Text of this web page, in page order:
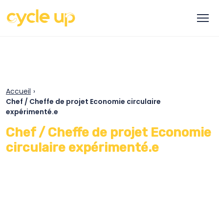
Accueil ›
Chef / Cheffe de projet Economie circulaire
expérimenté.e
Chef / Cheffe de projet Economie
circulaire expérimenté.e